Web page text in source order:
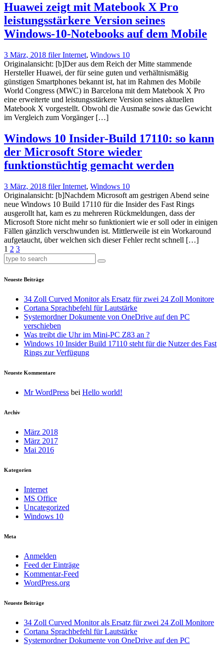
Huawei zeigt mit Matebook X Pro
leistungsstärkere Version seines
Windows-10-Notebooks auf dem Mobile
3 März, 2018 filerInternet, Windows 10
Originalansicht: [b]Der aus dem Reich der Mitte stammende
Hersteller Huawei, der für seine guten und verhältnismäßig
günstigen Smartphones bekannt ist, hat im Rahmen des Mobile
World Congress (MWC) in Barcelona mit dem Matebook X Pro
eine erweiterte und leistungsstärkere Version seines aktuellen
Matebook X vorgestellt. Obwohl die Ausmaße sowie das Gewicht
im Vergleich zum Vorgänger […]
Windows 10 Insider-Build 17110: so kann
der Microsoft Store wieder
funktionstüchtig gemacht werden
3 März, 2018 filerInternet, Windows 10
Originalansicht: [b]Nachdem Microsoft am gestrigen Abend seine
neue Windows 10 Build 17110 für die Insider des Fast Rings
ausgerollt hat, kam es zu mehreren Rückmeldungen, dass der
Microsoft Store nicht mehr so funktioniert wie er soll oder in einigen
Fällen gänzlich verschwunden ist. Mittlerweile ist ein Workaround
aufgetaucht, über welchen sich dieser Fehler recht schnell […]
1 2 3
Neueste Beiträge
34 Zoll Curved Monitor als Ersatz für zwei 24 Zoll Monitore
Cortana Sprachbefehl für Lautstärke
Systemordner Dokumente von OneDrive auf den PC
verschieben
Was treibt die Uhr im Mini-PC Z83 an ?
Windows 10 Insider Build 17110 steht für die Nutzer des Fast
Rings zur Verfügung
Neueste Kommentare
Mr WordPress bei Hello world!
Archiv
März 2018
März 2017
Mai 2016
Kategorien
Internet
MS Office
Uncategorized
Windows 10
Meta
Anmelden
Feed der Einträge
Kommentar-Feed
WordPress.org
Neueste Beiträge
34 Zoll Curved Monitor als Ersatz für zwei 24 Zoll Monitore
Cortana Sprachbefehl für Lautstärke
Systemordner Dokumente von OneDrive auf den PC